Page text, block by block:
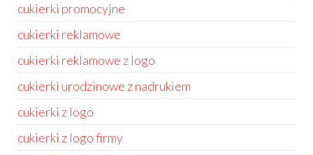
cukierki promocyjne
cukierki reklamowe
cukierki reklamowe z logo
cukierki urodzinowe z nadrukiem
cukierki z logo
cukierki z logo firmy